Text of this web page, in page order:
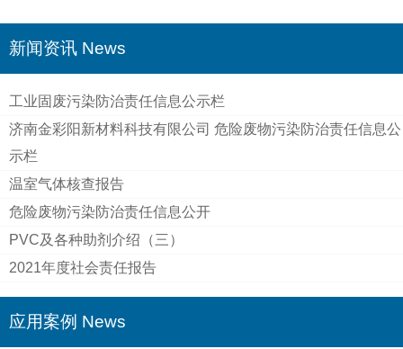
新闻资讯 News
工业固废污染防治责任信息公示栏
济南金彩阳新材料科技有限公司 危险废物污染防治责任信息公
示栏
温室气体核查报告
危险废物污染防治责任信息公开
PVC及各种助剂介绍（三）
2021年度社会责任报告
应用案例 News